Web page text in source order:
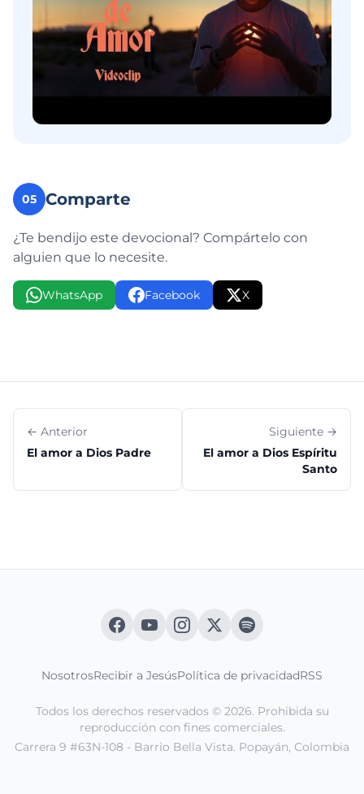
05 Comparte
¿Te bendijo este devocional? Compártelo con
alguien que lo necesite.
WhatsApp Facebook X
← Anterior
El amor a Dios Padre
Siguiente →
El amor a Dios Espíritu
Santo
NosotrosRecibir a JesúsPolítica de privacidadRSS
Todos los derechos reservados © 2026. Prohibida su
reproducción con fines comerciales.
Carrera 9 #63N-108 - Barrio Bella Vista. Popayán, Colombia